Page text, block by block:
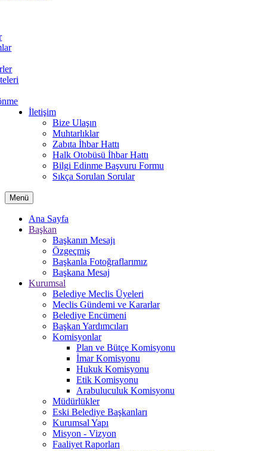
İletişim
Bize Ulaşın
Muhtarlıklar
Zabıta İhbar Hattı
Halk Otobüsü İhbar Hattı
Bilgi Edinme Başvuru Formu
Sıkça Sorulan Sorular
Menü
Ana Sayfa
Başkan
Başkanın Mesajı
Özgeçmiş
Başkanla Fotoğraflarımız
Başkana Mesaj
Kurumsal
Belediye Meclis Üyeleri
Meclis Gündemi ve Kararlar
Belediye Encümeni
Başkan Yardımcıları
Komisyonlar
Plan ve Bütçe Komisyonu
İmar Komisyonu
Hukuk Komisyonu
Etik Komisyonu
Arabuluculuk Komisyonu
Müdürlükler
Eski Belediye Başkanları
Kurumsal Yapı
Misyon - Vizyon
Faaliyet Raporları